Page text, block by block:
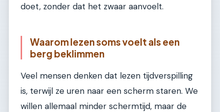
doet, zonder dat het zwaar aanvoelt.
Waarom lezen soms voelt als een
berg beklimmen
Veel mensen denken dat lezen tijdverspilling
is, terwijl ze uren naar een scherm staren. We
willen allemaal minder schermtijd, maar de